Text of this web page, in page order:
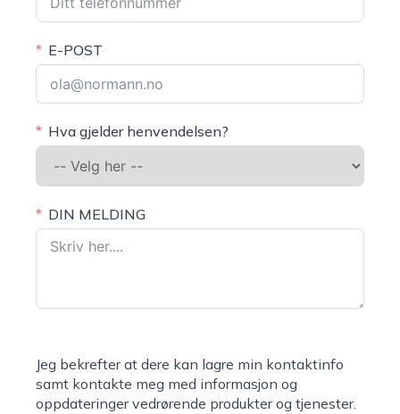
E-POST
Hva gjelder henvendelsen?
DIN MELDING
Jeg bekrefter at dere kan lagre min kontaktinfo
samt kontakte meg med informasjon og
oppdateringer vedrørende produkter og tjenester.